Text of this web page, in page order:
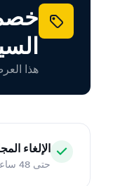
هذا العرض ساري
الإلغاء
حتى 48 ساعة قبل 48 ساعة من موعد الاستلام المحدد